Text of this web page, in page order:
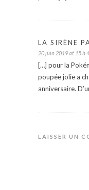
LA SIRÈNE
20 juin 2019 at 15 h
[…] pour la
poupée jolie a
anniversaire.
LAISSER UN